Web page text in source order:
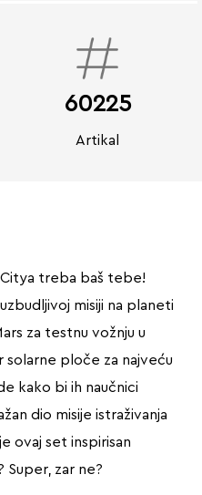
60225
Artikal
Citya treba baš tebe!
misiji na planeti
za testnu vožnju u
solarne ploče za najveću
kako bi ih naučnici
dio misije istraživanja
ovaj set inspirisan
Super, zar ne?